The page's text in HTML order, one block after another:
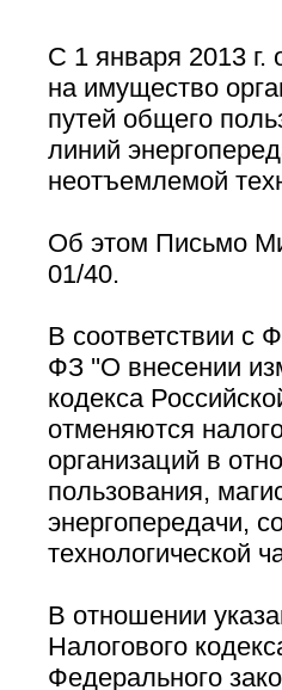
С 1 января 2013 г.
на имущество
путей общего
линий
неотъемлемой
Об этом Письмо
01/40.
В соответствии с
ФЗ ''О внесении
кодекса
отменяются
организаций в
пользования,
энергопередачи,
технологической
В отношении
Налогового
Федерального